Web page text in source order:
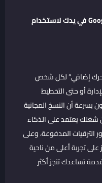
اشتراك Gemini Ultra: قوة ذكاء Google في يدك لاستخدام
إضافي” لكل شخص
أو حتى التخطيط
أن النسخ المجانية
شغلك يعتمد على الذكاء
المدفوعة، وعلى
على تجربة أعلى من ناحية
تساعدك تنجز أكثر